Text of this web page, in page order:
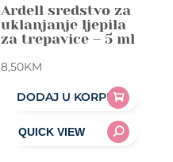
Ardell sredstvo za
uklanjanje ljepila
za trepavice – 5 ml
8,50KM
DODAJ U KORPU